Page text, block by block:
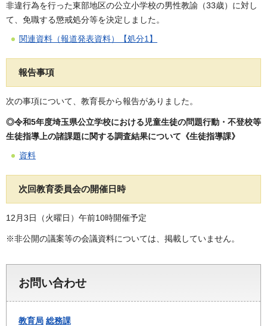
非違行為を行った東部地区の公立小学校の男性教諭（33歳）に対し
て、免職する懲戒処分等を決定しました。
関連資料（報道発表資料）【処分1】
報告事項
次の事項について、教育長から報告がありました。
◎令和5年度埼玉県公立学校における児童生徒の問題行動・不登校等
生徒指導上の諸課題に関する調査結果について《生徒指導課》
資料
次回教育委員会の開催日時
12月3日（火曜日）午前10時開催予定
※非公開の議案等の会議資料については、掲載していません。
お問い合わせ
教育局 総務課